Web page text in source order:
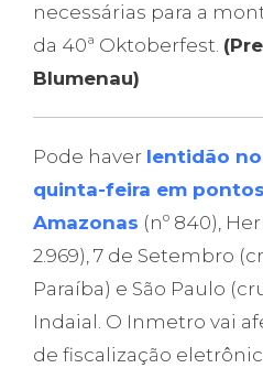
necessárias para a
da 40ª Oktoberfest.
Blumenau)
Pode haver lentidão
quinta-feira em
Amazonas (nº 840),
2.969), 7 de Setembro
Paraíba) e São Paulo
Indaial. O Inmetro vai
de fiscalização